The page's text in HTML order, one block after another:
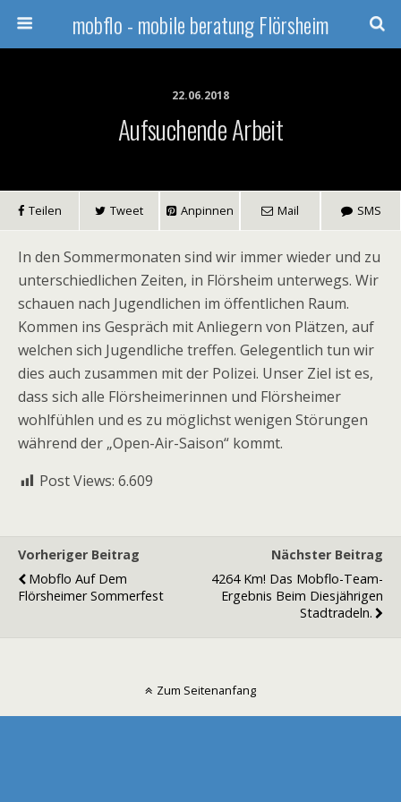
mobflo - mobile beratung Flörsheim
22.06.2018
Aufsuchende Arbeit
Teilen Tweet Anpinnen Mail SMS
In den Sommermonaten sind wir immer wieder und zu
unterschiedlichen Zeiten, in Flörsheim unterwegs. Wir
schauen nach Jugendlichen im öffentlichen Raum.
Kommen ins Gespräch mit Anliegern von Plätzen, auf
welchen sich Jugendliche treffen. Gelegentlich tun wir
dies auch zusammen mit der Polizei. Unser Ziel ist es,
dass sich alle Flörsheimerinnen und Flörsheimer
wohlfühlen und es zu möglichst wenigen Störungen
während der „Open-Air-Saison“ kommt.
Post Views: 6.609
Vorheriger Beitrag
Mobflo Auf Dem
Flörsheimer Sommerfest
Nächster Beitrag
4264 Km! Das Mobflo-Team-
Ergebnis Beim Diesjährigen
Stadtradeln.
Zum Seitenanfang